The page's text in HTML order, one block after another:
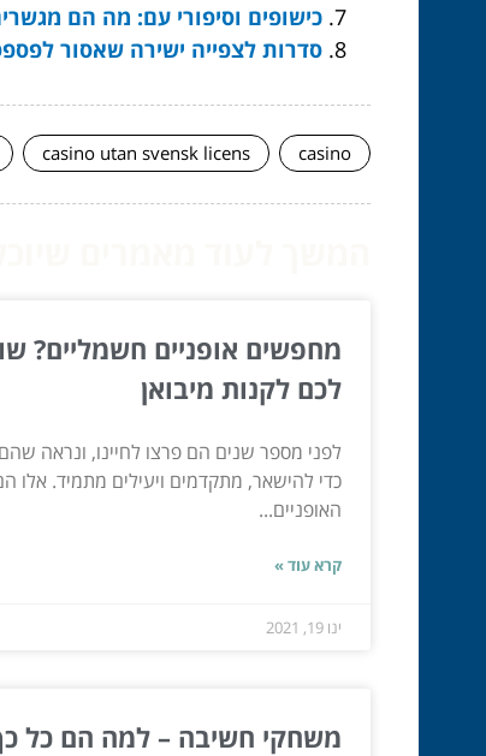
כישופים וסיפורי עם: מה הם
סדרות לצפייה ישירה שאסור
casino
casino utan svensk licens
מחפשים אופניים חשמליים?
לכם לקנות מיבואן
לפני מספר שנים הם פרצו לחיינו, ונראה
כדי להישאר, מתקדמים ויעילים מתמיד. אלו
האופניים...
קרא עוד »
ינו 19, 2021
משחקי חשיבה – למה הם כל